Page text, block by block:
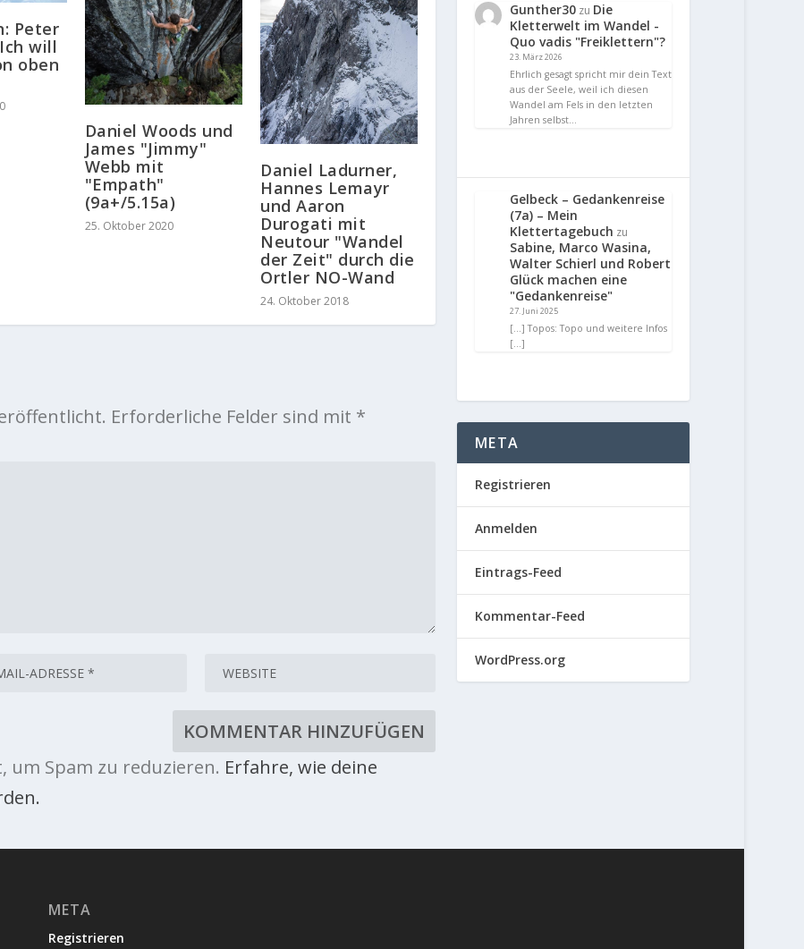
Peter
will
oben
Daniel Woods und
James "Jimmy"
Webb mit
"Empath"
(9a+/5.15a)
25. Oktober 2020
Daniel Ladurner,
Hannes Lemayr
und Aaron
Durogati mit
Neutour "Wandel
der Zeit" durch die
Ortler NO-Wand
24. Oktober 2018
Erforderliche Felder sind mit *
um Spam zu reduzieren. Erfahre, wie deine
Gunther30 zu Die
Kletterwelt im Wandel -
Quo vadis "Freiklettern"?
23. März 2026
Ehrlich gesagt spricht mir dein Text
aus der Seele, weil ich diesen
Wandel am Fels in den letzten
Jahren selbst…
Gelbeck – Gedankenreise
(7a) – Mein
Klettertagebuch zu
Sabine, Marco Wasina,
Walter Schierl und Robert
Glück machen eine
"Gedankenreise"
27. Juni 2025
[…] Topos: Topo und weitere Infos
[…]
META
Registrieren
Anmelden
Eintrags-Feed
Kommentar-Feed
WordPress.org
META
Registrieren